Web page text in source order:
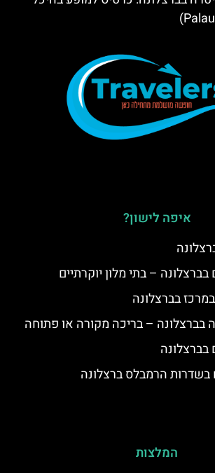
איפה לישון?
בברצלונה
בברצלונה – בריכה מקורה או פתוחה
בשדרות הרמבלס ברצלונה
המלצות